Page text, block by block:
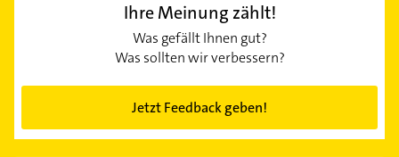
Ihre Meinung zählt!
Was gefällt Ihnen gut?
Was sollten wir verbessern?
Jetzt Feedback geben!